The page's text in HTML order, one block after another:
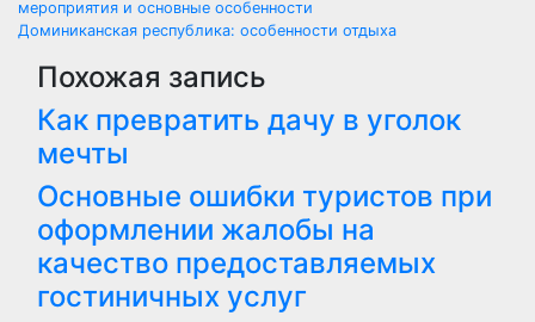
мероприятия и основные особенности
Доминиканская республика: особенности отдыха
Похожая запись
Как превратить дачу в уголок
мечты
Основные ошибки туристов при
оформлении жалобы на
качество предоставляемых
гостиничных услуг